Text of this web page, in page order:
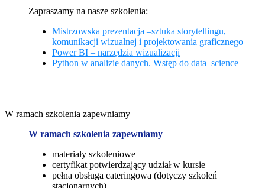
Zapraszamy na nasze szkolenia:
Mistrzowska prezentacja –sztuka storytellingu,
komunikacji wizualnej i projektowania graficznego
Power BI – narzędzia wizualizacji
Python w analizie danych. Wstęp do data science
W ramach szkolenia zapewniamy
W ramach szkolenia zapewniamy
materiały szkoleniowe
certyfikat potwierdzający udział w kursie
pełna obsługa cateringowa (dotyczy szkoleń
stacjonarnych)